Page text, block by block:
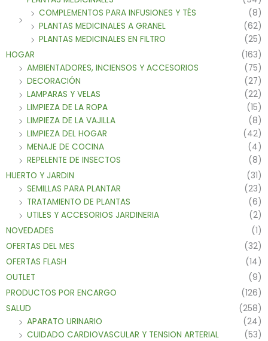
COMPLEMENTOS PARA INFUSIONES Y TÉS
(8)
PLANTAS MEDICINALES A GRANEL
(62)
PLANTAS MEDICINALES EN FILTRO
(25)
HOGAR
(163)
AMBIENTADORES, INCIENSOS Y ACCESORIOS
(75)
DECORACIÓN
(27)
LAMPARAS Y VELAS
(22)
LIMPIEZA DE LA ROPA
(15)
LIMPIEZA DE LA VAJILLA
(8)
LIMPIEZA DEL HOGAR
(42)
MENAJE DE COCINA
(4)
REPELENTE DE INSECTOS
(8)
HUERTO Y JARDIN
(31)
SEMILLAS PARA PLANTAR
(23)
TRATAMIENTO DE PLANTAS
(6)
UTILES Y ACCESORIOS JARDINERIA
(2)
NOVEDADES
(1)
OFERTAS DEL MES
(32)
OFERTAS FLASH
(14)
OUTLET
(9)
PRODUCTOS POR ENCARGO
(126)
SALUD
(258)
APARATO URINARIO
(24)
CUIDADO CARDIOVASCULAR Y TENSION ARTERIAL
(53)